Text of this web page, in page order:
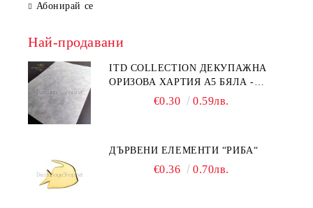
Абонирай се
Най-продавани
ITD COLLECTION ДЕКУПАЖНА
ОРИЗОВА ХАРТИЯ А5 БЯЛА -
€0.30 0.59лв.
ДЪРВЕНИ ЕЛЕМЕНТИ “РИБА“
€0.36 0.70лв.